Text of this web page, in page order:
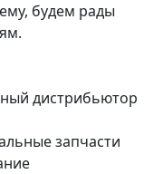
будем рады
дистрибьютор
запчасти